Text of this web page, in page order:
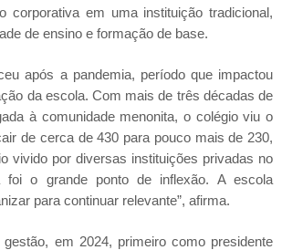
corporativa em uma instituição tradicional,
de ensino e formação de base.
após a pandemia, período que impactou
da escola. Com mais de três décadas de
à comunidade menonita, o colégio viu o
de cerca de 430 para pouco mais de 230,
vivido por diversas instituições privadas no
foi o grande ponto de inflexão. A escola
para continuar relevante”, afirma.
em 2024, primeiro como presidente